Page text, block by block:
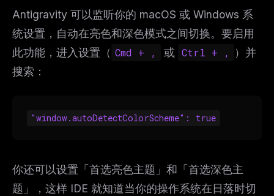
Antigravity 可以监听你的 macOS 或 Windows 系
统设置，自动在亮色和深色模式之间切换。要启用
此功能，进入设置（ Cmd + , 或 Ctrl + ,
）并
搜索：
"window.autoDetectColorScheme": true
你还可以设置「首选亮色主题」和「首选深色主
题」，这样 IDE 就知道当你的操作系统在日落时切